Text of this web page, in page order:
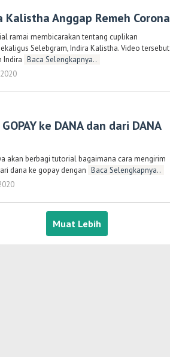
Anggap Remeh Corona
ramai membicarakan tentang cuplikan
Selebgram, Indira Kalistha. Video tersebut
Indira Baca Selengkapnya..
ke DANA dan dari DANA
akan berbagi tutorial bagaimana cara mengirim
dana ke gopay dengan Baca Selengkapnya..
Muat Lebih